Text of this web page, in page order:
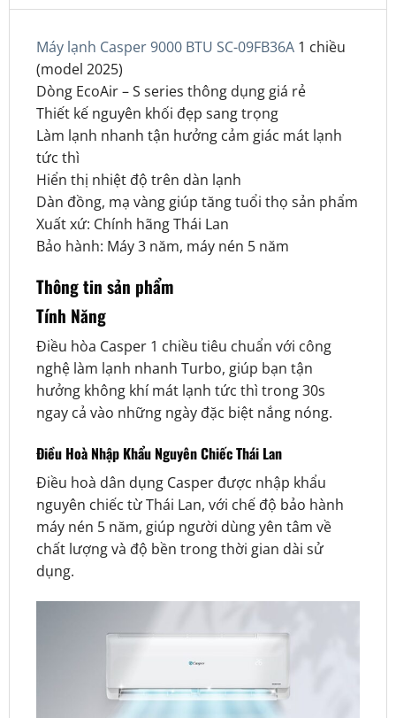
Máy lạnh Casper 9000 BTU SC-09FB36A1 chiều
(model 2025)
Dòng EcoAir – S series thông dụng giá rẻ
Thiết kế nguyên khối đẹp sang trọng
Làm lạnh nhanh tận hưởng cảm giác mát lạnh
tức thì
Hiển thị nhiệt độ trên dàn lạnh
Dàn đồng, mạ vàng giúp tăng tuổi thọ sản phẩm
Xuất xứ: Chính hãng Thái Lan
Bảo hành: Máy 3 năm, máy nén 5 năm
Thông tin sản phẩm
Tính Năng
Điều hòa Casper 1 chiều tiêu chuẩn với công
nghệ làm lạnh nhanh Turbo, giúp bạn tận
hưởng không khí mát lạnh tức thì trong 30s
ngay cả vào những ngày đặc biệt nắng nóng.
Điều Hoà Nhập Khẩu Nguyên Chiếc Thái Lan
Điều hoà dân dụng Casper được nhập khẩu
nguyên chiếc từ Thái Lan, với chế độ bảo hành
máy nén 5 năm, giúp người dùng yên tâm về
chất lượng và độ bền trong thời gian dài sử
dụng.